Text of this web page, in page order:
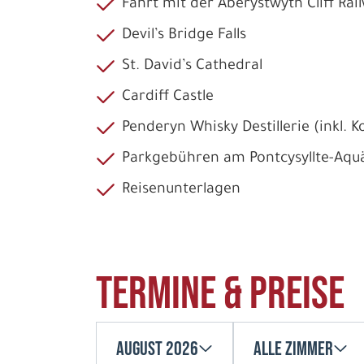
Fahrt mit der Aberystwyth Cliff
Devil’s Bridge Falls
St. David’s Cathedral
Cardiff Castle
Penderyn Whisky Destillerie (inkl.
Parkgebühren am Pontcysyllte-
Reisenunterlagen
Termine & Preise
August 2026 Alle Zimmer